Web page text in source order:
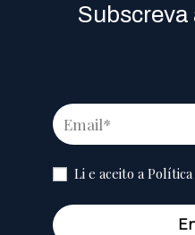
Subscreva
Li e aceito aPolítica